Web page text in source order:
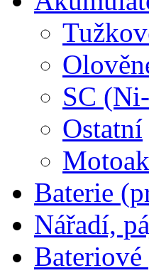
SC
Ostatní
Baterie
Nářadí,